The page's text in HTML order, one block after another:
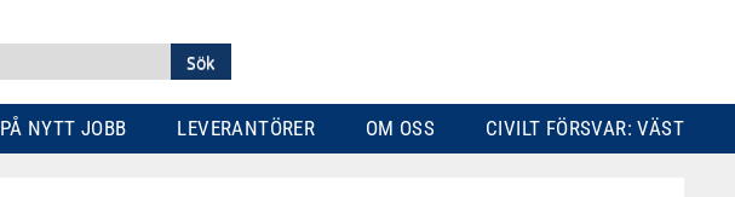
PÅ NYTT JOBB LEVERANTÖRER OM OSS CIVILT FÖRSVAR: VÄST